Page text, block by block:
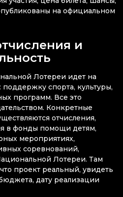
на официальном
и
Лотереи идет на
спорта, культуры,
программ. Все это
Конкретные
отчисления,
в фонды помощи детям,
мероприятиях,
соревнований,
Лотереи. Там
проект реальный, увидеть
дату реализации